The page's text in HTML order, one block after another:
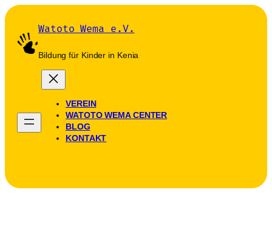
Zum
springen
Watoto Wema e.V.
Bildung für Kinder in Kenia
VEREIN
WATOTO WEMA CENTER
BLOG
KONTAKT